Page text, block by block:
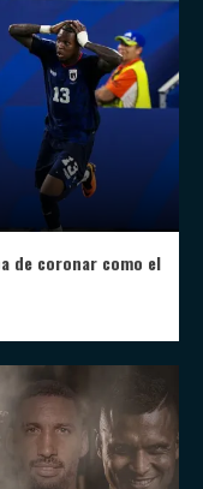
de coronar como el